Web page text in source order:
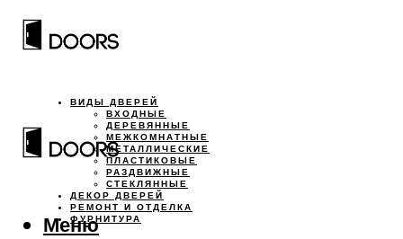
ВИДЫ ДВЕРЕЙ
ВХОДНЫЕ
ДЕРЕВЯННЫЕ
МЕЖКОМНАТНЫЕ
МЕТАЛЛИЧЕСКИЕ
ПЛАСТИКОВЫЕ
РАЗДВИЖНЫЕ
СТЕКЛЯННЫЕ
ДЕКОР ДВЕРЕЙ
РЕМОНТ И ОТДЕЛКА
ФУРНИТУРА
Меню